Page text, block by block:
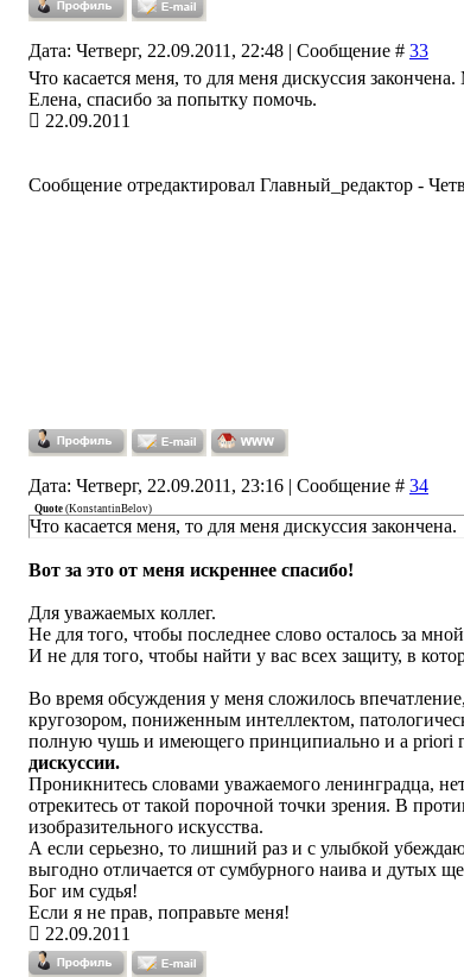
Дата: Четверг, 22.09.2011, 22:48 | Сообщение # 33
Что касается меня, то для меня дискуссия
Елена, спасибо за попытку помочь.
22.09.2011
Сообщение отредактировал Главный_редактор -
Дата: Четверг, 22.09.2011, 23:16 | Сообщение # 34
Quote (KonstantinBelov)
Что касается меня, то для меня дискуссия закончена.
Вот за это от меня искреннее спасибо!
Для уважаемых коллег.
Не для того, чтобы последнее слово осталось за
И не для того, чтобы найти у вас всех защиту, в
Во время обсуждения у меня сложилось
кругозором, пониженным интеллектом,
полную чушь и имеющего принципиально и a priori
дискуссии.
Проникнитесь словами уважаемого ленинградца,
отрекитесь от такой порочной точки зрения. В
изобразительного искусства.
А если серьезно, то лишний раз и с улыбкой
выгодно отличается от сумбурного наива и дутых
Бог им судья!
Если я не прав, поправьте меня!
22.09.2011